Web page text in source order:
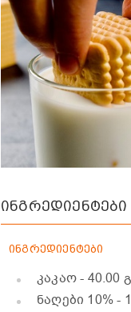
ინგრედიენტები
ინგრედიენტები
კაკაო- 40.00 გ
ნაღები 10%-